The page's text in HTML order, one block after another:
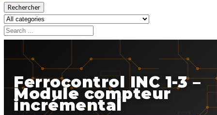
Rechercher
Ferrocontrol INC 1-3 –
Module compteur
incrémental